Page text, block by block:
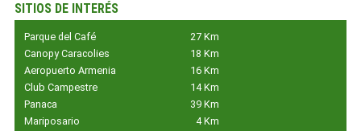
SITIOS DE INTERÉS
Parque del Café
27 Km
Canopy Caracolies
18 Km
Aeropuerto Armenia
16 Km
Club Campestre
14 Km
Panaca
39 Km
Mariposario
4 Km